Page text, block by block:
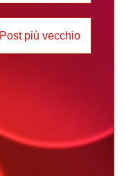
Post più vecchio